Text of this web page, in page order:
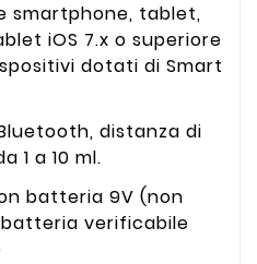
smartphone, tablet,
iOS 7.x o superiore
dotati di Smart
distanza di
1 a 10 ml.
batteria 9V (non
verificabile